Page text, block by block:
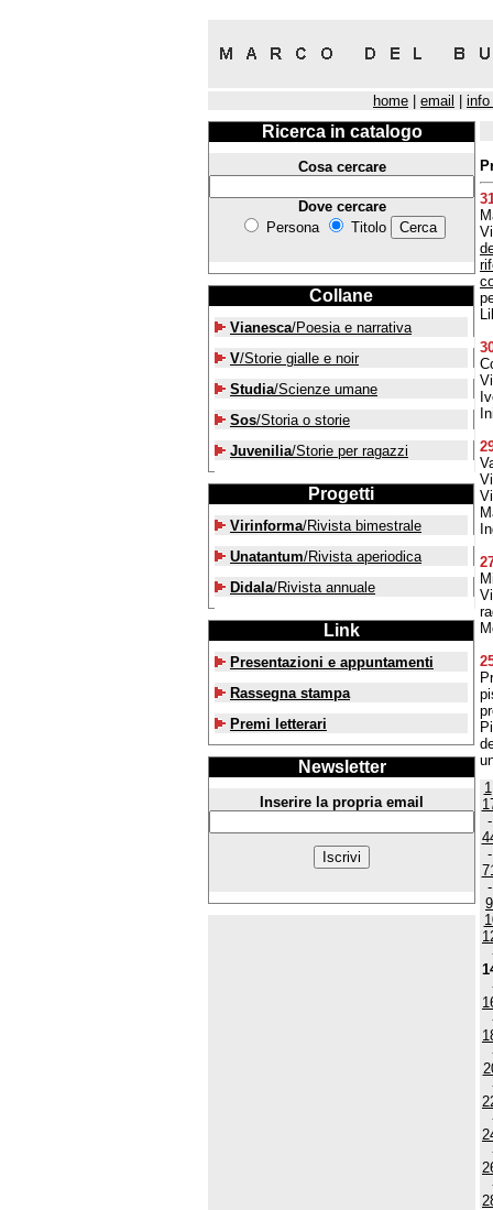
home email info
Ricerca in catalogo
Cosa cercare
Dove cercare
Persona
Titolo
Collane
Vianesca/Poesia e narrativa
V/Storie gialle e noir
Studia/Scienze umane
Sos/Storia o storie
Juvenilia/Storie per ragazzi
Progetti
Virinforma/Rivista bimestrale
Unatantum/Rivista aperiodica
Didala/Rivista annuale
Link
Presentazioni e appuntamenti
Rassegna stampa
Premi letterari
Newsletter
Inserire la propria email
1